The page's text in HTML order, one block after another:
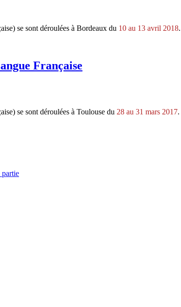
se sont déroulées à Bordeaux du 10 au 13 avril 2018.
Française
se sont déroulées à Toulouse du 28 au 31 mars 2017.
partie